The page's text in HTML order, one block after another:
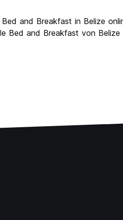
and Breakfast in Belize
Bed and Breakfast von